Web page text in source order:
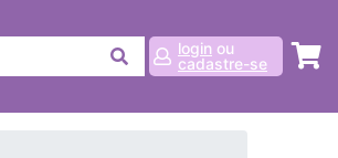
login ou
cadastre-se